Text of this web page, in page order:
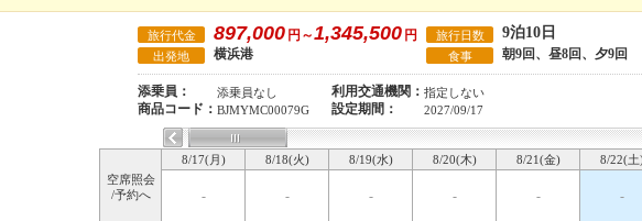
旅行代金 897,000 円～1,345,500 円 旅行日数 9泊10日
出発地 横浜港 食事 朝9回、昼8回、夕9回
添乗員： 添乗員なし 利用交通機関： 指定しない
商品コード： BJMYMC00079G 設定期間： 2027/09/17
空席照会
/予約へ
8/17(月) 8/18(火) 8/19(水) 8/20(木) 8/21(金) 8/22(土
- - - - - -